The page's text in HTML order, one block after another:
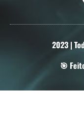
2023 |
🎯